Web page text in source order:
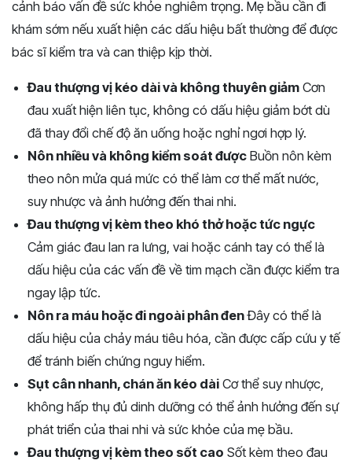
cảnh báo vấn đề sức khỏe nghiêm trọng. Mẹ bầu cần đi
khám sớm nếu xuất hiện các dấu hiệu bất thường để được
bác sĩ kiểm tra và can thiệp kịp thời.
Đau thượng vị kéo dài và không thuyên giảm Cơn
đau xuất hiện liên tục, không có dấu hiệu giảm bớt dù
đã thay đổi chế độ ăn uống hoặc nghỉ ngơi hợp lý.
Nôn nhiều và không kiểm soát được Buồn nôn kèm
theo nôn mửa quá mức có thể làm cơ thể mất nước,
suy nhược và ảnh hưởng đến thai nhi.
Đau thượng vị kèm theo khó thở hoặc tức ngực
Cảm giác đau lan ra lưng, vai hoặc cánh tay có thể là
dấu hiệu của các vấn đề về tim mạch cần được kiểm tra
ngay lập tức.
Nôn ra máu hoặc đi ngoài phân đenĐây có thể là
dấu hiệu của chảy máu tiêu hóa, cần được cấp cứu y tế
để tránh biến chứng nguy hiểm.
Sụt cân nhanh, chán ăn kéo dài Cơ thể suy nhược,
không hấp thụ đủ dinh dưỡng có thể ảnh hưởng đến sự
phát triển của thai nhi và sức khỏe của mẹ bầu.
Đau thượng vị kèm theo sốt cao Sốt kèm theo đau